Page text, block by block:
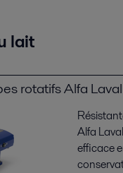
lait
rotatifs Alfa
Alfa
efficace